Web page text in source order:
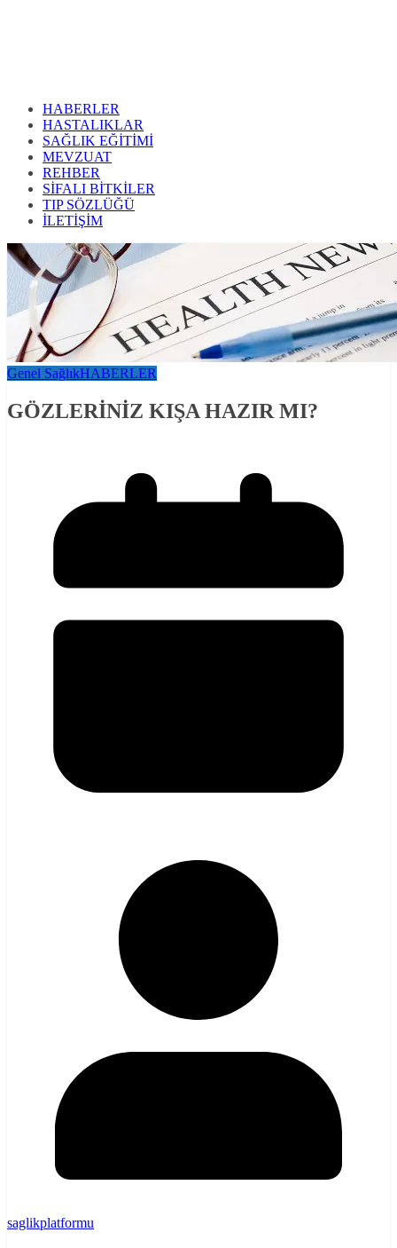
HABERLER
HASTALIKLAR
SAĞLIK EĞİTİMİ
MEVZUAT
REHBER
SİFALI BİTKİLER
TIP SÖZLÜĞÜ
İLETİŞİM
Genel SağlıkHABERLER
GÖZLERİNİZ KIŞA HAZIR MI?
saglikplatformu